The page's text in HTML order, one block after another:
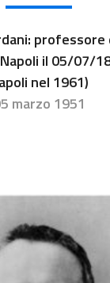
professore
il 05/07/
nel 1961)
marzo 1951